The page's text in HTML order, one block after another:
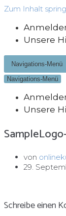
Zum Inhalt
Unsere
Navigations-Menü
Navigations-Menü
Unsere
von
29.
Schreibe einen